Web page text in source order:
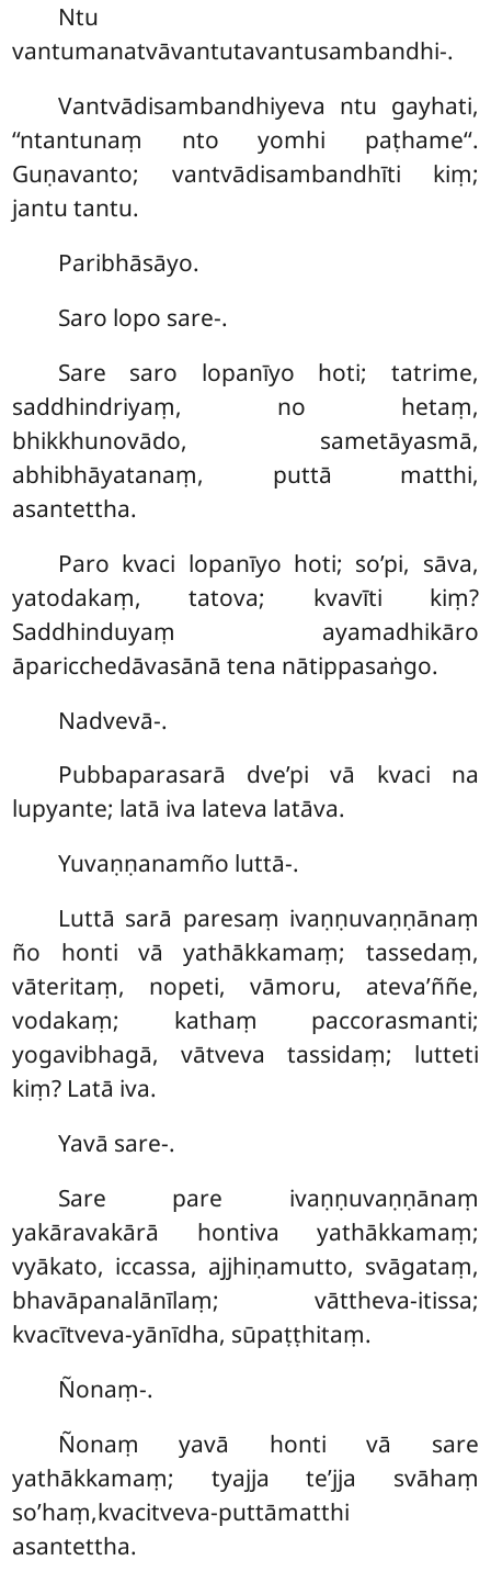
Ntu
vantumanatvāvantutavantusambandhi-.
Vantvādisambandhiyeva ntu gayhati,
‘‘ntantunaṃ nto yomhi paṭhame‘‘.
Guṇavanto; vantvādisambandhīti kiṃ;
jantu tantu.
Paribhāsāyo.
Saro lopo sare-.
Sare saro lopanīyo hoti; tatrime,
saddhindriyaṃ, no hetaṃ,
bhikkhunovādo, sametāyasmā,
abhibhāyatanaṃ, puttā matthi,
asantettha.
Paro kvaci lopanīyo hoti; so’pi, sāva,
yatodakaṃ, tatova; kvavīti kiṃ?
Saddhinduyaṃ ayamadhikāro
āparicchedāvasānā tena nātippasaṅgo.
Nadvevā-.
Pubbaparasarā dve’pi vā kvaci na
lupyante; latā iva lateva latāva.
Yuvaṇṇanamño luttā-.
Luttā sarā paresaṃ ivaṇṇuvaṇṇānaṃ
ño honti vā yathākkamaṃ; tassedaṃ,
vāteritaṃ, nopeti, vāmoru, ateva’ññe,
vodakaṃ; kathaṃ paccorasmanti;
yogavibhagā, vātveva tassidaṃ; lutteti
kiṃ? Latā iva.
Yavā sare-.
Sare pare ivaṇṇuvaṇṇānaṃ
yakāravakārā hontiva yathākkamaṃ;
vyākato, iccassa, ajjhiṇamutto, svāgataṃ,
bhavāpanalānīlaṃ; vāttheva-itissa;
kvacītveva-yānīdha, sūpaṭṭhitaṃ.
Ñonaṃ-.
Ñonaṃ yavā honti vā sare
yathākkamaṃ; tyajja te’jja svāhaṃ
so’haṃ,kvacitveva-puttāmatthi
asantettha.